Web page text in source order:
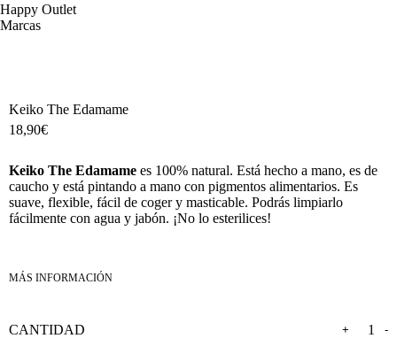
Happy Outlet
Marcas
Keiko The Edamame
18,90€
Keiko The Edamame es 100% natural. Está hecho a mano, es de
caucho y está pintando a mano con pigmentos alimentarios. Es
suave, flexible, fácil de coger y masticable. Podrás limpiarlo
fácilmente con agua y jabón. ¡No lo esterilices!
-
+